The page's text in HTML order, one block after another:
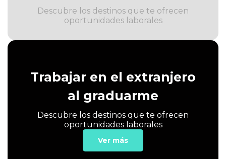
Descubre los destinos que te ofrecen
oportunidades laborales
Trabajar en el extranjero
al graduarme
Descubre los destinos que te ofrecen
oportunidades laborales
Ver más